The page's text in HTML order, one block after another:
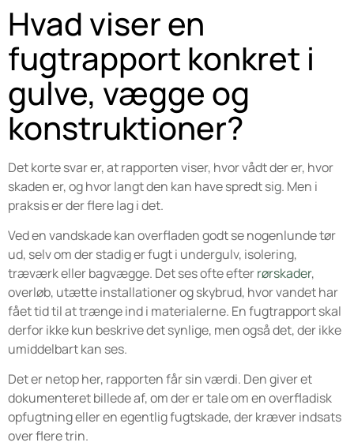
Hvad viser en
fugtrapport konkret i
gulve, vægge og
konstruktioner?
Det korte svar er, at rapporten viser, hvor vådt der er, hvor
skaden er, og hvor langt den kan have spredt sig. Men i
praksis er der flere lag i det.
Ved en vandskade kan overfladen godt se nogenlunde tør
ud, selv om der stadig er fugt i undergulv, isolering,
træværk eller bagvægge. Det ses ofte efterrørskader,
overløb, utætte installationer og skybrud, hvor vandet har
fået tid til at trænge ind i materialerne. En fugtrapport skal
derfor ikke kun beskrive det synlige, men også det, der ikke
umiddelbart kan ses.
Det er netop her, rapporten får sin værdi. Den giver et
dokumenteret billede af, om der er tale om en overfladisk
opfugtning eller en egentlig fugtskade, der kræver indsats
over flere trin.